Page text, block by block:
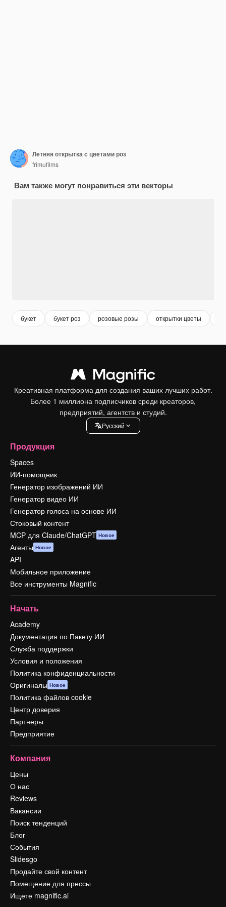
Летняя открытка с цветами роз
frimufilms
Вам также могут понравиться эти векторы
букет букет роз розовые розы открытки цветы
Креативная платформа для создания ваших лучших работ.
Более 1 миллиона подписчиков среди креаторов,
предприятий, агентств и студий.
Pусский
Продукция
Spaces
ИИ-помощник
Генератор изображений ИИ
Генератор видео ИИ
Генератор голоса на основе ИИ
Стоковый контент
MCP для Claude/ChatGPT Новое
Агенты Новое
API
Мобильное приложение
Все инструменты Magnific
Начать
Academy
Документация по Пакету ИИ
Служба поддержки
Условия и положения
Политика конфиденциальности
Оригиналы Новое
Политика файлов cookie
Центр доверия
Партнеры
Предприятие
Компания
Цены
О нас
Reviews
Вакансии
Поиск тенденций
Блог
События
Slidesgo
Продайте свой контент
Помещение для прессы
Ищете magnific.ai